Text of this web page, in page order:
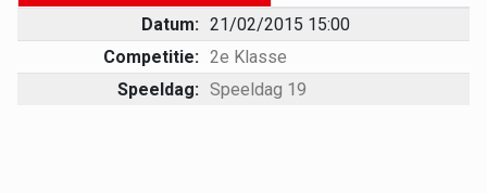
Datum: 21/02/2015 15:00
Competitie: 2e Klasse
Speeldag: Speeldag 19